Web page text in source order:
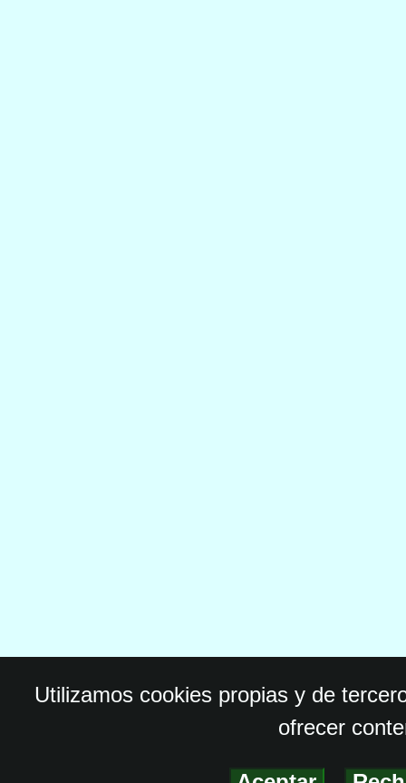
Utilizamos cookies propias y de
ofrecer